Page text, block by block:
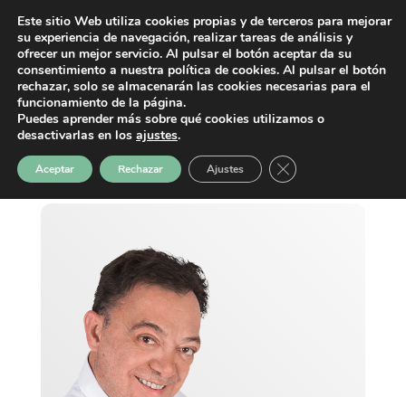
Este sitio Web utiliza cookies propias y de terceros para mejorar
su experiencia de navegación, realizar tareas de análisis y
ofrecer un mejor servicio. Al pulsar el botón aceptar da su
consentimiento a nuestra política de cookies. Al pulsar el botón
rechazar, solo se almacenarán las cookies necesarias para el
funcionamiento de la página.
Puedes aprender más sobre qué cookies utilizamos o
desactivarlas en los ajustes.
Aceptar Rechazar Ajustes Cerrar el banner de